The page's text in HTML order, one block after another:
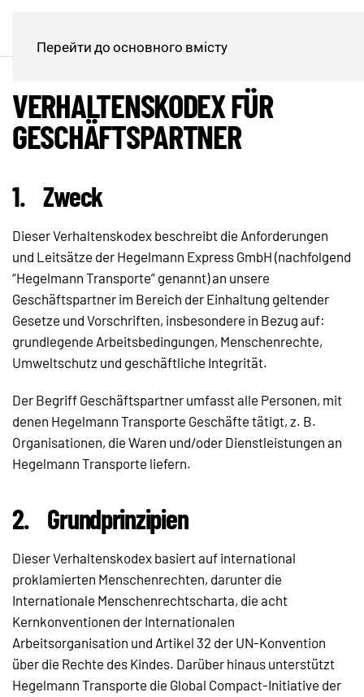
Перейти до основного вмісту
VERHALTENSKODEX FÜR
GESCHÄFTSPARTNER
1.Zweck
Dieser Verhaltenskodex beschreibt die Anforderungen
und Leitsätze der Hegelmann Express GmbH (nachfolgend
“Hegelmann Transporte” genannt) an unsere
Geschäftspartner im Bereich der Einhaltung geltender
Gesetze und Vorschriften, insbesondere in Bezug auf:
grundlegende Arbeitsbedingungen, Menschenrechte,
Umweltschutz und geschäftliche Integrität.
Der Begriff Geschäftspartner umfasst alle Personen, mit
denen Hegelmann Transporte Geschäfte tätigt, z. B.
Organisationen, die Waren und/oder Dienstleistungen an
Hegelmann Transporte liefern.
2. Grundprinzipien
Dieser Verhaltenskodex basiert auf international
proklamierten Menschenrechten, darunter die
Internationale Menschenrechtscharta, die acht
Kernkonventionen der Internationalen
Arbeitsorganisation und Artikel 32 der UN-Konvention
über die Rechte des Kindes. Darüber hinaus unterstützt
Hegelmann Transporte die Global Compact-Initiative der